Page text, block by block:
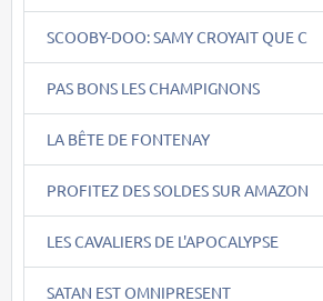
SCOOBY-DOO: SAMY CROYAIT QUE C
PAS BONS LES CHAMPIGNONS
LA BÊTE DE FONTENAY
PROFITEZ DES SOLDES SUR AMAZON
LES CAVALIERS DE L'APOCALYPSE
SATAN EST OMNIPRESENT